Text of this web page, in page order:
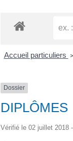
Accueil particuliers >
Dossier
DIPLÔMES
Vérifié le 02 juillet 2018